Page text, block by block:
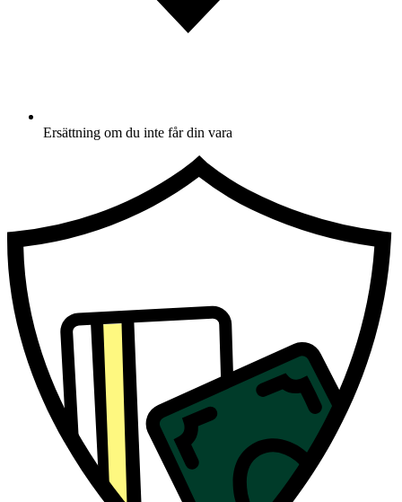
Ersättning om du inte får din vara